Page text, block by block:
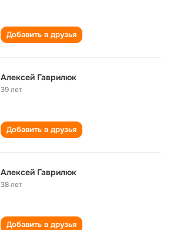
Добавить в друзья
Алексей Гаврилюк
39 лет
Добавить в друзья
Алексей Гаврилюк
38 лет
Добавить в друзья